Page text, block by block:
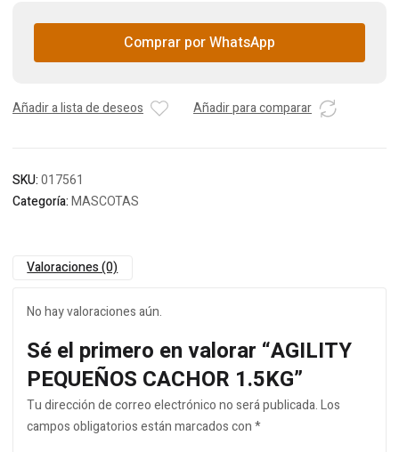
Comprar por WhatsApp
Añadir a lista de deseos Añadir para comparar
SKU:017561
Categoría:MASCOTAS
Valoraciones (0)
No hay valoraciones aún.
Sé el primero en valorar “AGILITY
PEQUEÑOS CACHOR 1.5KG”
Tu dirección de correo electrónico no será publicada.Los
campos obligatorios están marcados con*